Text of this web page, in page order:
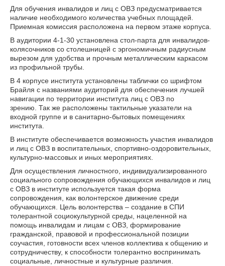
Для обучения инвалидов и лиц с ОВЗ предусматривается
наличие необходимого количества учебных площадей.
Приемная комиссия расположена на первом этаже корпуса.
В аудитории 4-1-30 установлена стол-парта для инвалидов-
колясочников со столешницей с эргономичным радиусным
вырезом для удобства и прочным металлическим каркасом
из профильной трубы.
В 4 корпусе института установлены таблички со шрифтом
Брайля с названиями аудиторий для обеспечения лучшей
навигации по территории института лиц с ОВЗ по
зрению. Так же расположены тактильные указатели на
входной группе и в санитарно-бытовых помещениях
института.
В институте обеспечивается возможность участия инвалидов
и лиц с ОВЗ в воспитательных, спортивно-оздоровительных,
культурно-массовых и иных мероприятиях.
Для осуществления личностного, индивидуализированного
социального сопровождения обучающихся инвалидов и лиц
с ОВЗ в институте используется такая форма
сопровождения, как волонтерское движение среди
обучающихся. Цель волонтерства – создание в СПИ
толерантной социокультурной среды, нацеленной на
помощь инвалидам и лицам с ОВЗ, формирование
гражданской, правовой и профессиональной позиции
соучастия, готовности всех членов коллектива к общению и
сотрудничеству, к способности толерантно воспринимать
социальные, личностные и культурные различия.